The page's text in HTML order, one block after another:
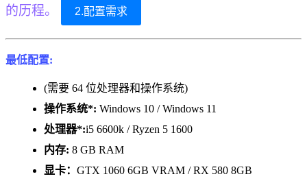
的历程。
2.配置需求
最低配置:
(需要 64 位处理器和操作系统)
操作系统*: Windows 10 / Windows 11
处理器*:i5 6600k / Ryzen 5 1600
内存: 8 GB RAM
显卡： GTX 1060 6GB VRAM / RX 580 8GB